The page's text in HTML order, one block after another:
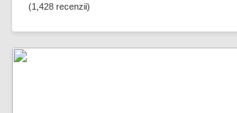
(1,428 recenzii)